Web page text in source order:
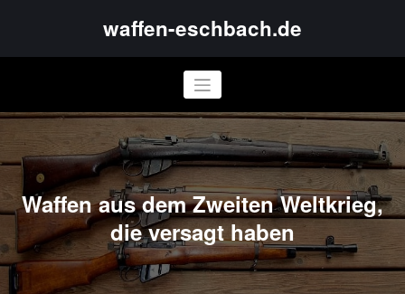
waffen-eschbach.de
Waffen aus dem Zweiten Weltkrieg,
die versagt haben